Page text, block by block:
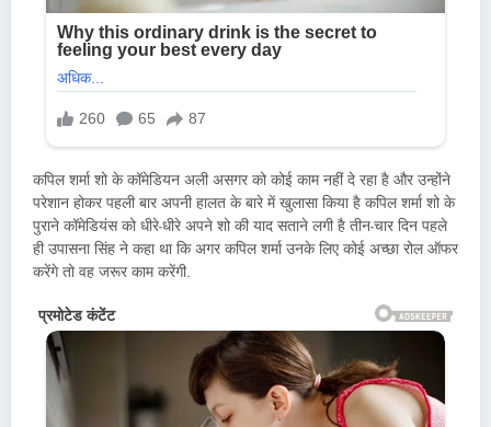
कपिल शर्मा शो के कॉमेडियन अली असगर को कोई काम नहीं दे रहा है और उन्होंने
परेशान होकर पहली बार अपनी हालत के बारे में खुलासा किया है कपिल शर्मा शो के
पुराने कॉमेडियंस को धीरे-धीरे अपने शो की याद सताने लगी है तीन-चार दिन पहले
ही उपासना सिंह ने कहा था कि अगर कपिल शर्मा उनके लिए कोई अच्छा रोल ऑफर
करेंगे तो वह जरूर काम करेंगी.